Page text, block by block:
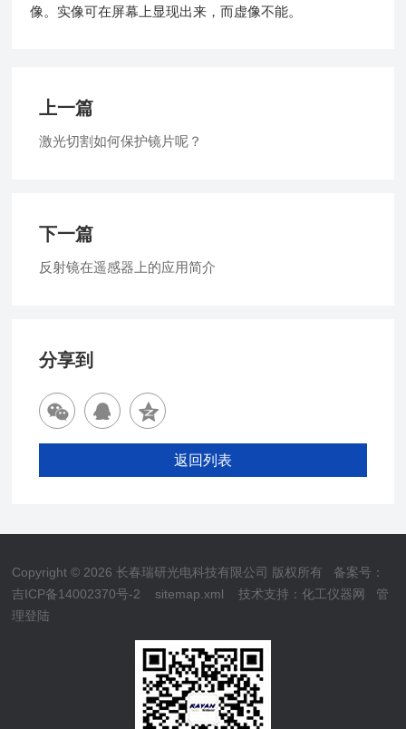
像。实像可在屏幕上显现出来，而虚像不能。
上一篇
激光切割如何保护镜片呢？
下一篇
反射镜在遥感器上的应用简介
分享到
返回列表
Copyright © 2026 长春瑞研光电科技有限公司 版权所有 备案号：
吉ICP备14002370号-2
sitemap.xml 技术支持：化工仪器网
管
理登陆